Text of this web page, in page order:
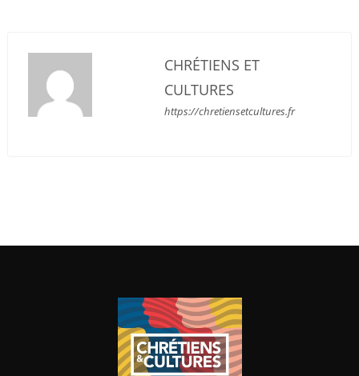
CHRÉTIENS ET
CULTURES
https://chretiensetcultures.fr